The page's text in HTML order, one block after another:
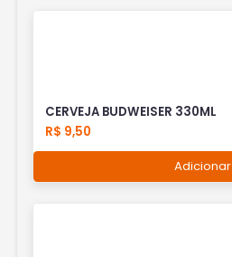
CERVEJA BUDWEISER 330ML
R$ 9,50
Adicionar